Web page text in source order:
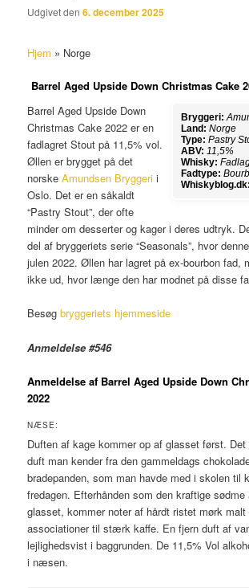
Udgivet den6. december 2025
Hjem » Norge
Barrel Aged Upside Down Christmas Cake
Bryggeri:
Land: Norge
Type: Pastry
ABV: 11,5%
Whisky:
Fadtype:
Whiskyblog.dk:
Barrel Aged Upside Down
Christmas Cake 2022 er en
fadlagret Stout på 11,5% vol.
Øllen er brygget på det
norskeAmundsen Bryggeri i
Oslo. Det er en såkaldt
“Pastry Stout”, der ofte
minder om desserter og kager i deres udtryk.
del af bryggeriets serie “Seasonals”, hvor
julen 2022. Øllen har lagret på ex-bourbon fad,
ikke ud, hvor længe den har modnet på disse
Besøgbryggeriets hjemmeside
Anmeldelse #546
Anmeldelse af Barrel Aged Upside Down
2022
NÆSE:
Duften af kage kommer op af glasset først.
duft man kender fra den gammeldags
bradepanden, som man havde med i skolen til
fredagen. Efterhånden som den kraftige
glasset, kommer noter af hårdt ristet mørk
associationer til stærk kaffe. En fjern duft af
lejlighedsvist i baggrunden. De 11,5% Vol
i næsen.